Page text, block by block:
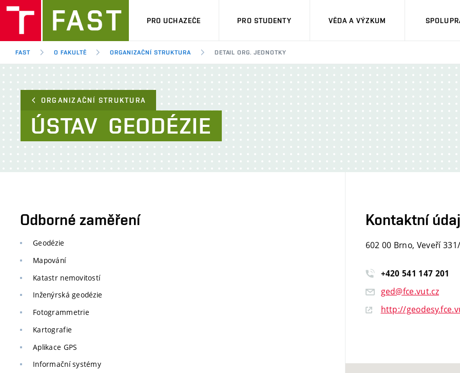
PRO UCHAZEČE PRO STUDENTY VĚDA A VÝZKUM
FAST O FAKULTĚ ORGANIZAČNÍ STRUKTURA DETAIL ORG. JEDNOTKY
ORGANIZAČNÍ STRUKTURA
ÚSTAV GEODÉZIE
Odborné zaměření
Geodézie
Mapování
Katastr nemovitostí
Inženýrská geodézie
Fotogrammetrie
Kartografie
Aplikace GPS
Informační systémy
Kontaktní
602 00 Brno, Veveří
+420 541 147 201
ged@fce.vut.cz
http://